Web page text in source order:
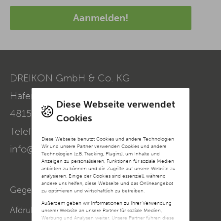
Diese Webseite verwendet
Cookies
Diese Webseite benutzt Cookies und andere Technologien
Wir und unsere Partner verwenden Cookies und andere
Technologien (z.B. Tracking, Plugins), um Inhalte und
Anzeigen zu personalisieren, Funktionen für soziale Medien
anbieten zu können und die Zugriffe auf unsere Website zu
analysieren. Einige der Cookies sind essenziell, während
andere uns helfen, diese Webseite und das Onlineangebot
zu optimieren und wirtschaftlich zu betreiben.
Außerdem geben wir Informationen zu Ihrer Verwendung
unserer Website an unsere Partner für soziale Medien,
Werbung und Analysen weiter. Unsere Partner führen diese
Aanmelden!
DREIKON GmbH & Co. KG
Hafenweg 24a
48155
Münster
Telefoon:
info@dreikon.de
Gegevensbescherming
Afdruk